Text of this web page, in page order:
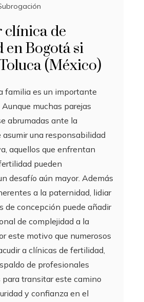
clínica de
Bogotá si
(México)
familia es un importante
muchas parejas
abrumadas ante la
una responsabilidad
aquellos que enfrentan
pueden
desafío aún mayor. Además
a la paternidad, lidiar
de concepción puede añadir
de complejidad a la
este motivo que numerosos
a clínicas de fertilidad,
de profesionales
para transitar este camino
y confianza en el